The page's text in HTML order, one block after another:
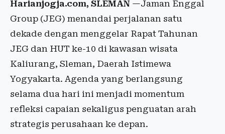
Harianjogja.com, SLEMAN —Jaman Enggal
Group (JEG) menandai perjalanan satu
dekade dengan menggelar Rapat Tahunan
JEG dan HUT ke-10 di kawasan wisata
Kaliurang, Sleman, Daerah Istimewa
Yogyakarta. Agenda yang berlangsung
selama dua hari ini menjadi momentum
refleksi capaian sekaligus penguatan arah
strategis perusahaan ke depan.